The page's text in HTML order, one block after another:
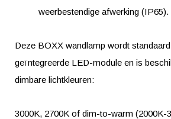
weerbestendige afwerking (IP65).
Deze BOXX wandlamp wordt
geïntegreerde LED-module en is
dimbare lichtkleuren:
3000K, 2700K of dim-to-warm (2000K-